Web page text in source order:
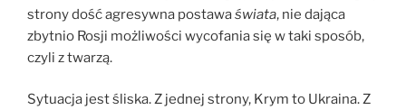
strony dość agresywna postawaświata, nie dająca
zbytnio Rosji możliwości wycofania się w taki sposób,
czyli z twarzą.
Sytuacja jest śliska. Z jednej strony, Krym to Ukraina. Z